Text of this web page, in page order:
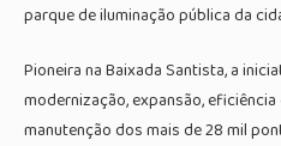
parque de iluminação pública da
Pioneira na Baixada Santista, a
modernização, expansão,
manutenção dos mais de 28 mil